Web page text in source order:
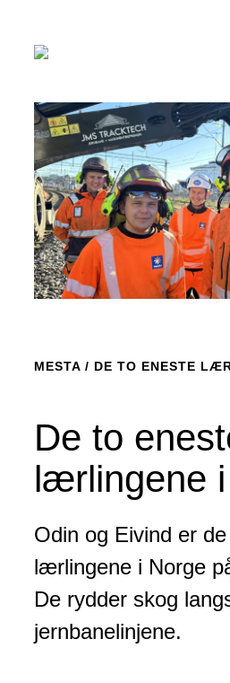
CONTENT
MESTA/ DE TO ENESTE
De to
lærlingene
Odin og Eivind er
lærlingene i Norge
De rydder skog
jernbanelinjene.